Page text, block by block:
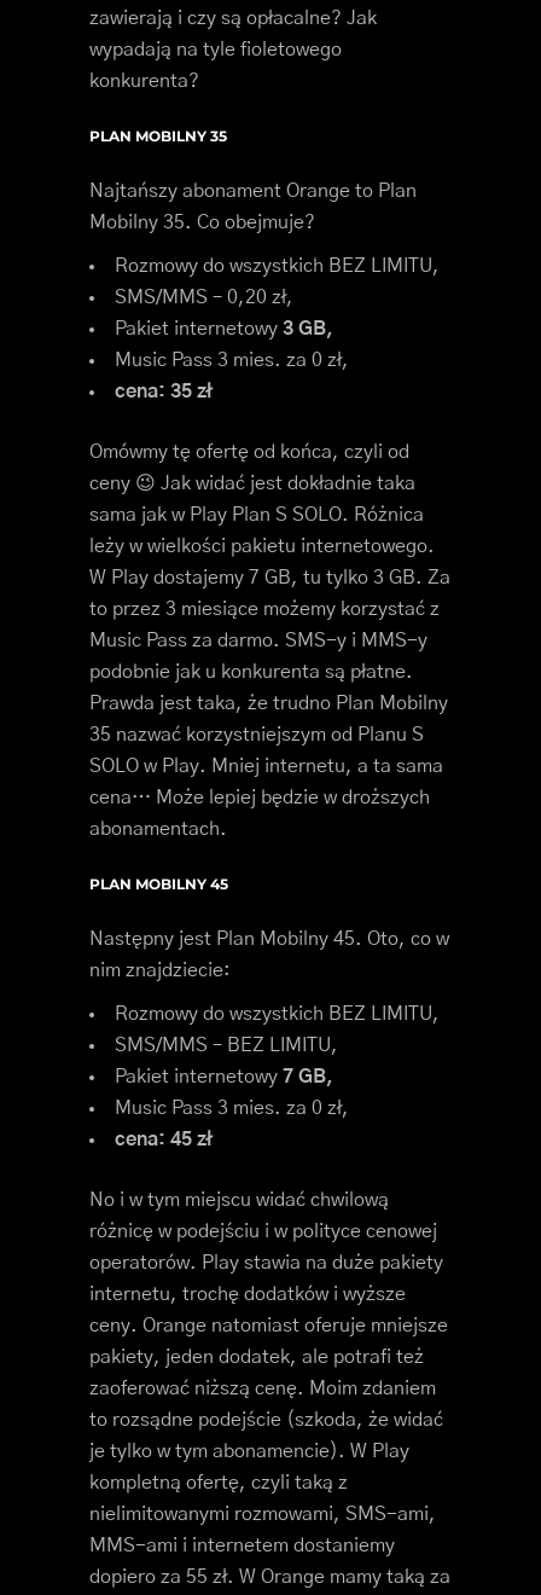
zawierają i czy są opłacalne? Jak
wypadają na tyle fioletowego
konkurenta?
PLAN MOBILNY 35
Najtańszy abonament Orange to Plan
Mobilny 35. Co obejmuje?
Rozmowy do wszystkich BEZ LIMITU,
SMS/MMS – 0,20 zł,
Pakiet internetowy 3 GB,
Music Pass 3 mies. za 0 zł,
cena: 35 zł
Omówmy tę ofertę od końca, czyli od
ceny 😉 Jak widać jest dokładnie taka
sama jak w Play Plan S SOLO. Różnica
leży w wielkości pakietu internetowego.
W Play dostajemy 7 GB, tu tylko 3 GB. Za
to przez 3 miesiące możemy korzystać z
Music Pass za darmo. SMS-y i MMS-y
podobnie jak u konkurenta są płatne.
Prawda jest taka, że trudno Plan Mobilny
35 nazwać korzystniejszym od Planu S
SOLO w Play. Mniej internetu, a ta sama
cena… Może lepiej będzie w droższych
abonamentach.
PLAN MOBILNY 45
Następny jest Plan Mobilny 45. Oto, co w
nim znajdziecie:
Rozmowy do wszystkich BEZ LIMITU,
SMS/MMS – BEZ LIMITU,
Pakiet internetowy 7 GB,
Music Pass 3 mies. za 0 zł,
cena: 45 zł
No i w tym miejscu widać chwilową
różnicę w podejściu i w polityce cenowej
operatorów. Play stawia na duże pakiety
internetu, trochę dodatków i wyższe
ceny. Orange natomiast oferuje mniejsze
pakiety, jeden dodatek, ale potrafi też
zaoferować niższą cenę. Moim zdaniem
to rozsądne podejście (szkoda, że widać
je tylko w tym abonamencie). W Play
kompletną ofertę, czyli taką z
nielimitowanymi rozmowami, SMS-ami,
MMS-ami i internetem dostaniemy
dopiero za 55 zł. W Orange mamy taką za